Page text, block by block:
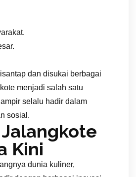
dan disukai berbagai
menjadi salah satu
selalu hadir dalam
sosial.
Kini
dunia kuliner,